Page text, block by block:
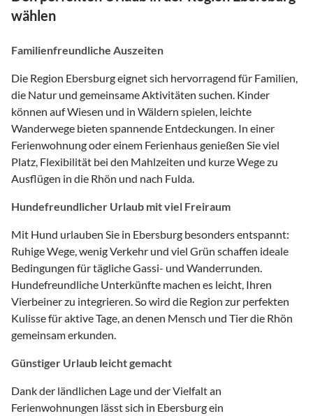
wählen
Familienfreundliche Auszeiten
Die Region Ebersburg eignet sich hervorragend für Familien,
die Natur und gemeinsame Aktivitäten suchen. Kinder
können auf Wiesen und in Wäldern spielen, leichte
Wanderwege bieten spannende Entdeckungen. In einer
Ferienwohnung oder einem Ferienhaus genießen Sie viel
Platz, Flexibilität bei den Mahlzeiten und kurze Wege zu
Ausflügen in die Rhön und nach Fulda.
Hundefreundlicher Urlaub mit viel Freiraum
Mit Hund urlauben Sie in Ebersburg besonders entspannt:
Ruhige Wege, wenig Verkehr und viel Grün schaffen ideale
Bedingungen für tägliche Gassi- und Wanderrunden.
Hundefreundliche Unterkünfte machen es leicht, Ihren
Vierbeiner zu integrieren. So wird die Region zur perfekten
Kulisse für aktive Tage, an denen Mensch und Tier die Rhön
gemeinsam erkunden.
Günstiger Urlaub leicht gemacht
Dank der ländlichen Lage und der Vielfalt an
Ferienwohnungen lässt sich in Ebersburg ein